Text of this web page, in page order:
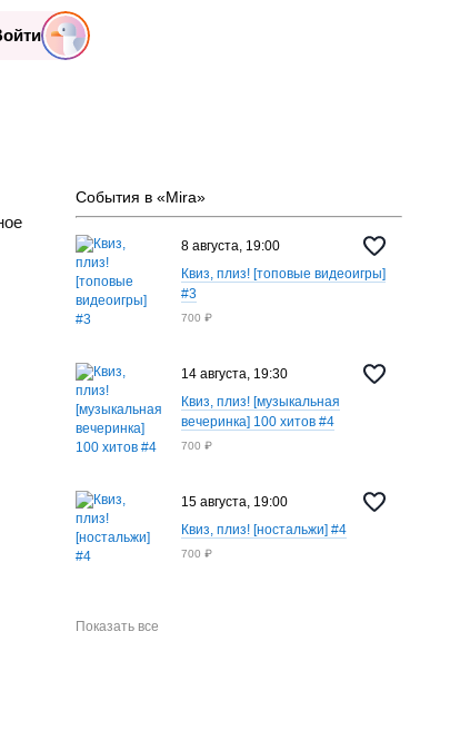
События в «Mira»
8 августа, 19:00
Квиз, плиз! [топовые видеоигры]
#3
700 ₽
14 августа, 19:30
Квиз, плиз! [музыкальная
вечеринка] 100 хитов #4
700 ₽
15 августа, 19:00
Квиз, плиз! [ностальжи] #4
700 ₽
Показать все